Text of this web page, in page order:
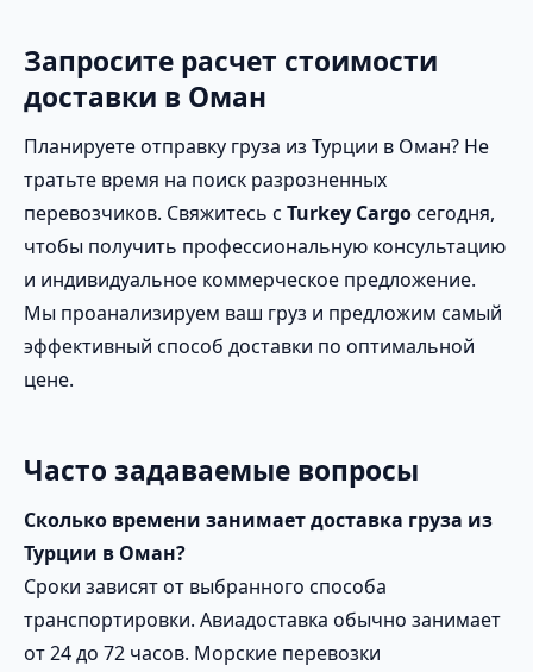
Запросите расчет стоимости
доставки в Оман
Планируете отправку груза из Турции в Оман? Не
тратьте время на поиск разрозненных
перевозчиков. Свяжитесь с Turkey Cargoсегодня,
чтобы получить профессиональную консультацию
и индивидуальное коммерческое предложение.
Мы проанализируем ваш груз и предложим самый
эффективный способ доставки по оптимальной
цене.
Часто задаваемые вопросы
Сколько времени занимает доставка груза из
Турции в Оман?
Сроки зависят от выбранного способа
транспортировки. Авиадоставка обычно занимает
от 24 до 72 часов. Морские перевозки